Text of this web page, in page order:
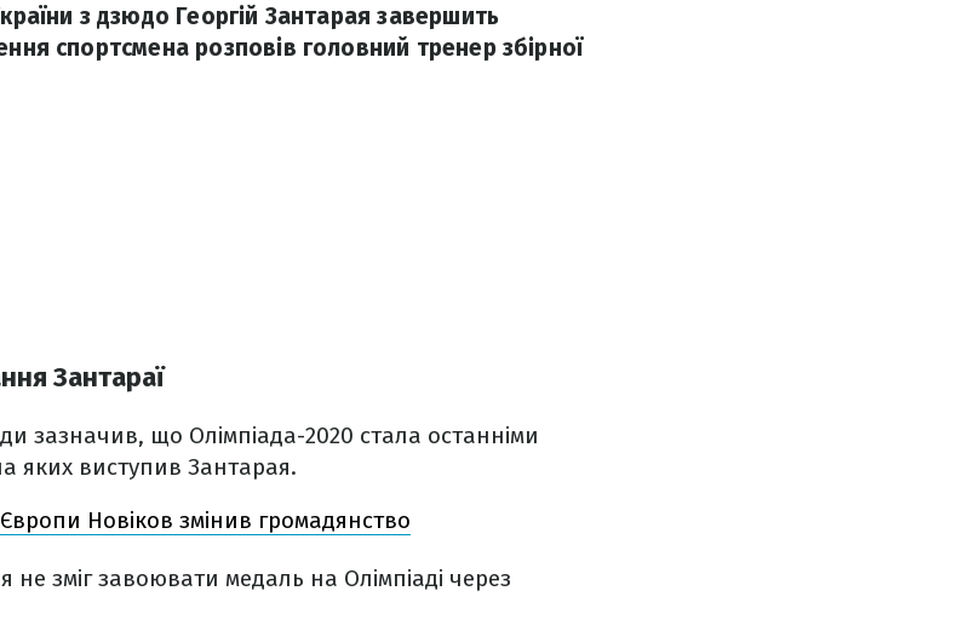
з дзюдо Георгій Зантарая завершить
спортсмена розповів головний тренер збірної
Зантараї
зазначив, що Олімпіада-2020 стала останніми
яких виступив Зантарая.
Новіков змінив громадянство
зміг завоювати медаль на Олімпіаді через